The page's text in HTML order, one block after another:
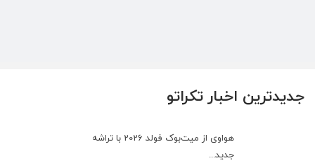
جدیدترین اخبار تکراتو
هواوی از میت‌بوک فولد 2026 با تراشه
جدید...